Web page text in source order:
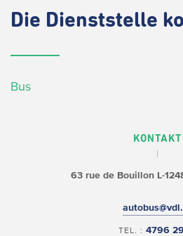
Die Dienststelle
Bus
KONTAKT
63 rue de BouillonL-
TEL. : 4796